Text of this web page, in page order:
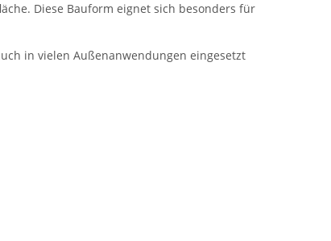
Diese Bauform eignet sich besonders für
in vielen Außenanwendungen eingesetzt